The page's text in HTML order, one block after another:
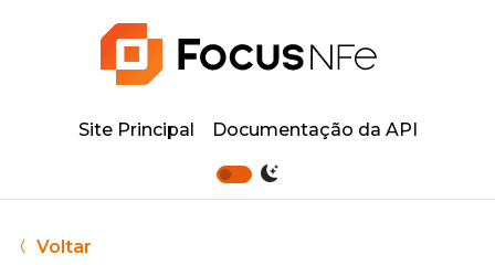
Site Principal Documentação da API
Voltar